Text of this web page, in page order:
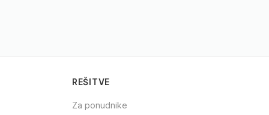
REŠITVE
Za ponudnike